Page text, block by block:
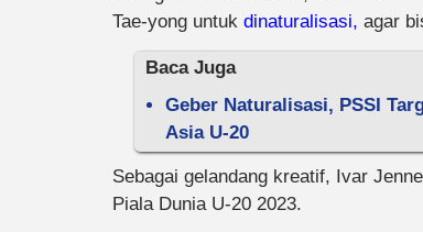
Tae-yong untuk dinaturalisasi, agar
Baca Juga
Geber Naturalisasi, PSSI
Asia U-20
Sebagai gelandang kreatif, Ivar
Piala Dunia U-20 2023.